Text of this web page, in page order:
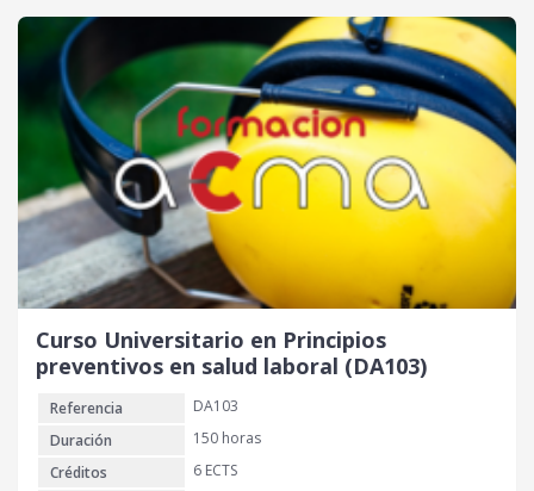
Curso Universitario en Principios
preventivos en salud laboral (DA103)
Referencia
DA103
Duración
150 horas
Créditos
6 ECTS